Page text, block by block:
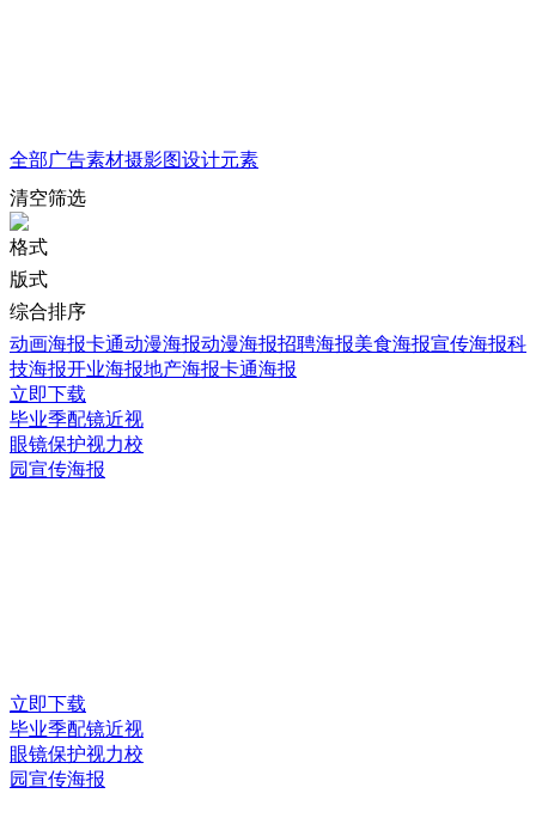
全部广告素材摄影图设计元素
清空筛选
格式
版式
综合排序
动画海报卡通动漫海报动漫海报招聘海报美食海报宣传海报科
技海报开业海报地产海报卡通海报
立即下载
毕业季配镜近视
眼镜保护视力校
园宣传海报
立即下载
毕业季配镜近视
眼镜保护视力校
园宣传海报